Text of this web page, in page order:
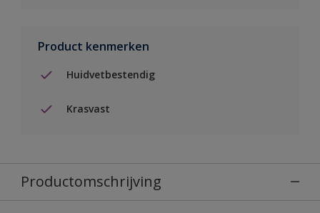
Product kenmerken
Huidvetbestendig
Krasvast
Productomschrijving